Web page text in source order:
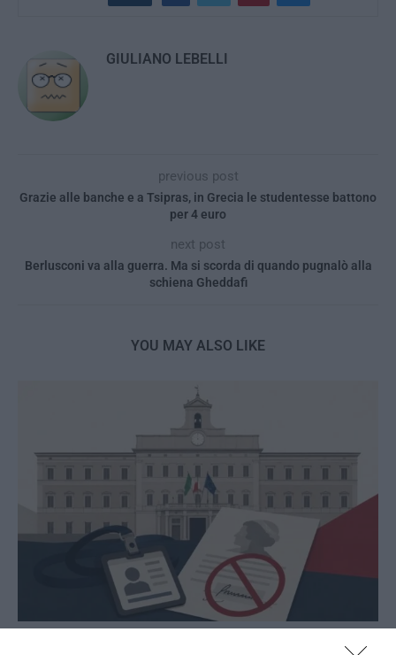
GIULIANO LEBELLI
previous post
Grazie alle banche e a Tsipras, in Grecia le studentesse battono
per 4 euro
next post
Berlusconi va alla guerra. Ma si scorda di quando pugnalò alla
schiena Gheddafi
YOU MAY ALSO LIKE
La Camera boccia il patentino antifascista per parlare a